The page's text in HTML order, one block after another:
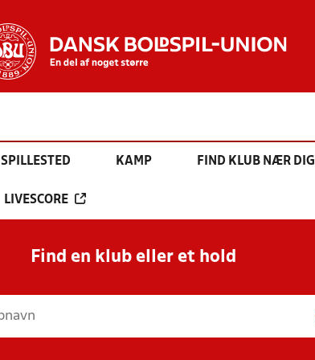
SPILLESTED KAMP FIND KLUB NÆR DIG
LIVESCORE
Find en klub eller et hold